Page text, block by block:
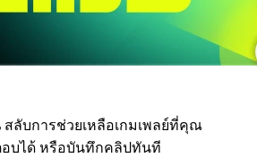
สลับการช่วยเหลือเกมเพลย์ที่คุณ
อบได้ หรือบันทึกคลิปทันที